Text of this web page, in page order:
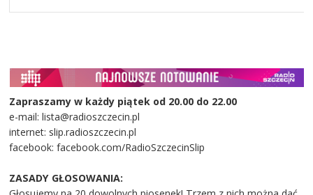
Zapraszamy w każdy piątek od 20.00 do 22.00
e-mail: lista@radioszczecin.pl
internet: slip.radioszczecin.pl
facebook: facebook.com/RadioSzczecinSlip
ZASADY GŁOSOWANIA: